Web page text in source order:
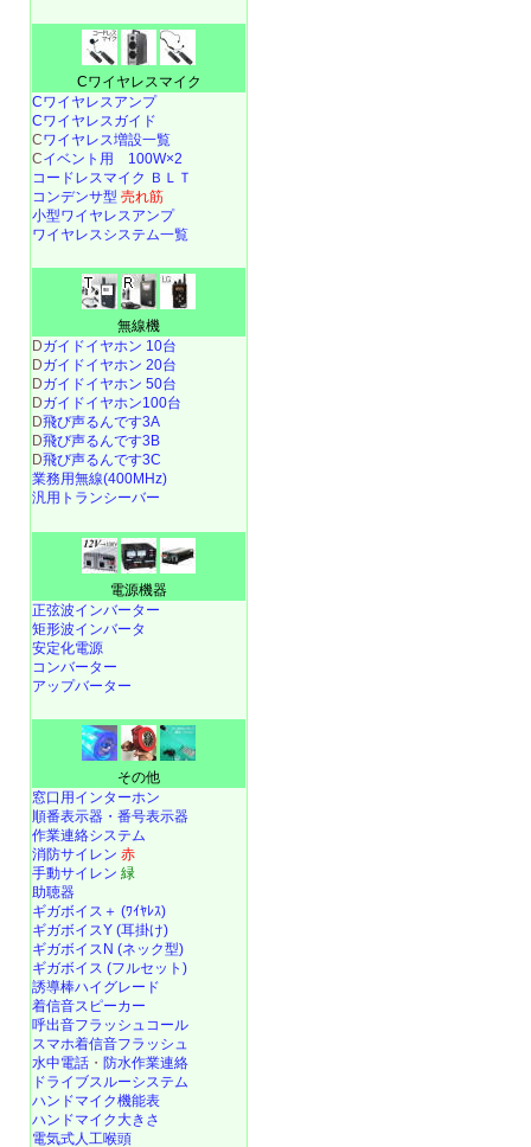
Cワイヤレスマイク
Cワイヤレスアンプ
Cワイヤレスガイド
Cワイヤレス増設一覧
Cイベント用 100W×2
コードレスマイク ＢＬＴ
コンデンサ型 売れ筋
小型ワイヤレスアンプ
ワイヤレスシステム一覧
無線機
Dガイドイヤホン 10台
Dガイドイヤホン 20台
Dガイドイヤホン 50台
Dガイドイヤホン100台
D飛び声るんです3A
D飛び声るんです3B
D飛び声るんです3C
業務用無線(400MHz)
汎用トランシーバー
電源機器
正弦波インバーター
矩形波インバータ
安定化電源
コンバーター
アップバーター
その他
窓口用インターホン
順番表示器・番号表示器
作業連絡システム
消防サイレン 赤
手動サイレン 緑
助聴器
ギガボイス＋ (ﾜｲﾔﾚｽ)
ギガボイスY (耳掛け)
ギガボイスN (ネック型)
ギガボイス (フルセット)
誘導棒ハイグレード
着信音スピーカー
呼出音フラッシュコール
スマホ着信音フラッシュ
水中電話 ・ 防水作業連絡
ドライブスルーシステム
ハンドマイク機能表
ハンドマイク大きさ
電気式人工喉頭